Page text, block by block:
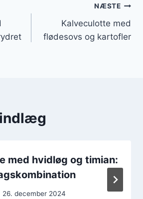
NÆSTE
Kalveculotte med
flødesovs og kartofler
med hvidløg og timian:
26. december 2024